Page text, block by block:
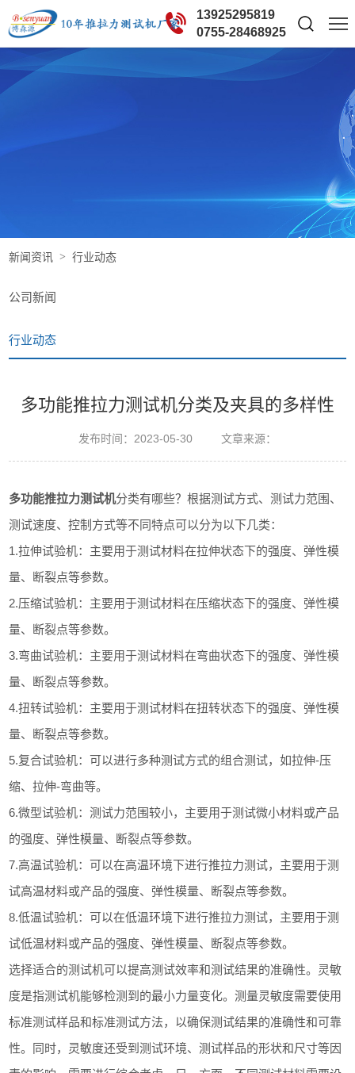
13925295819
0755-28468925
新闻资讯 行业动态
公司新闻
行业动态
多功能推拉力测试机分类及夹具的多样性
发布时间：2023-05-30 文章来源：
多功能推拉力测试机分类有哪些？根据测试方式、测试力范围、
测试速度、控制方式等不同特点可以分为以下几类：
1.拉伸试验机：主要用于测试材料在拉伸状态下的强度、弹性模
量、断裂点等参数。
2.压缩试验机：主要用于测试材料在压缩状态下的强度、弹性模
量、断裂点等参数。
3.弯曲试验机：主要用于测试材料在弯曲状态下的强度、弹性模
量、断裂点等参数。
4.扭转试验机：主要用于测试材料在扭转状态下的强度、弹性模
量、断裂点等参数。
5.复合试验机：可以进行多种测试方式的组合测试，如拉伸-压
缩、拉伸-弯曲等。
6.微型试验机：测试力范围较小，主要用于测试微小材料或产品
的强度、弹性模量、断裂点等参数。
7.高温试验机：可以在高温环境下进行推拉力测试，主要用于测
试高温材料或产品的强度、弹性模量、断裂点等参数。
8.低温试验机：可以在低温环境下进行推拉力测试，主要用于测
试低温材料或产品的强度、弹性模量、断裂点等参数。
选择适合的测试机可以提高测试效率和测试结果的准确性。灵敏
度是指测试机能够检测到的最小力量变化。测量灵敏度需要使用
标准测试样品和标准测试方法，以确保测试结果的准确性和可靠
性。同时，灵敏度还受到测试环境、测试样品的形状和尺寸等因